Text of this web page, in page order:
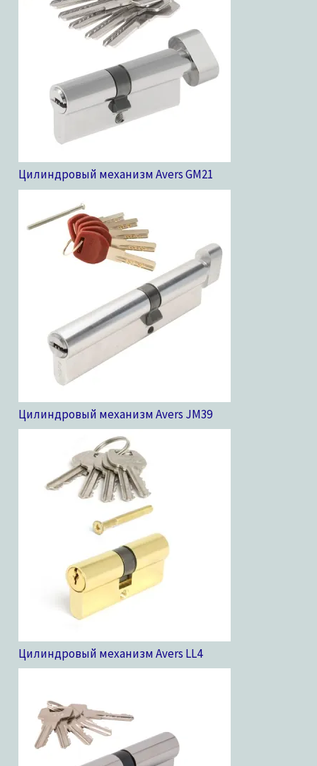
Цилиндровый механизм Avers GM21
Цилиндровый механизм Avers JM39
Цилиндровый механизм Avers LL4